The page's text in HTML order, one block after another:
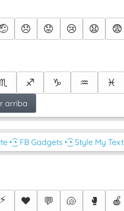
😞 😟 😢 😧 😨
♐ ♑ ♒ ♓
arriba
◔͜͡◔ FB Gadgets ◔͜͡◔ Style My Text
⚡ ♥️ 💬 🐚 🥊 🍎